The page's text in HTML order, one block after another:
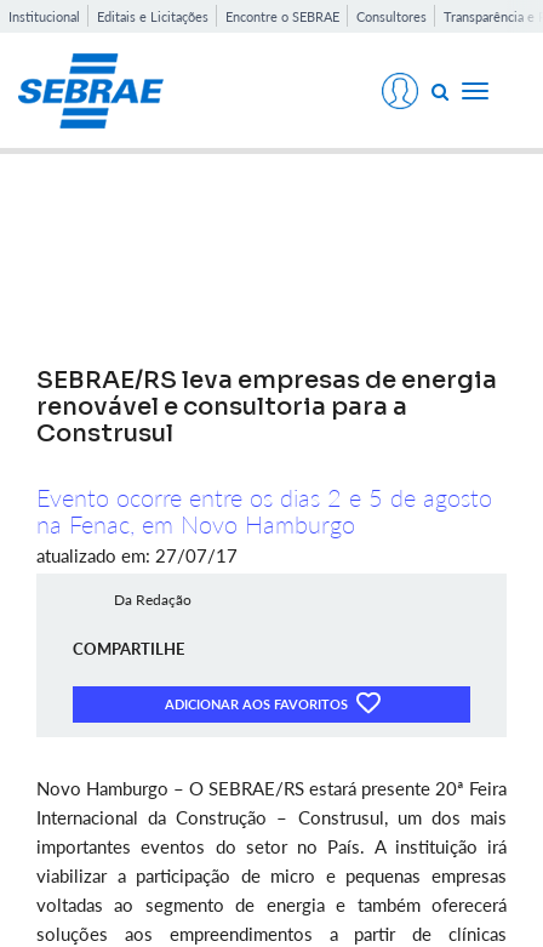
Institucional Editais e Licitações Encontre o SEBRAE Consultores Transparência e
Toggle
SEBRAE/RS leva empresas de energia
renovável e consultoria para a
Construsul
Evento ocorre entre os dias 2 e 5 de agosto
na Fenac, em Novo Hamburgo
atualizado em: 27/07/17
Da Redação
COMPARTILHE
ADICIONAR AOS FAVORITOS
Novo Hamburgo – O SEBRAE/RS estará presente 20ª Feira
Internacional da Construção – Construsul, um dos mais
importantes eventos do setor no País. A instituição irá
viabilizar a participação de micro e pequenas empresas
voltadas ao segmento de energia e também oferecerá
soluções aos empreendimentos a partir de clínicas